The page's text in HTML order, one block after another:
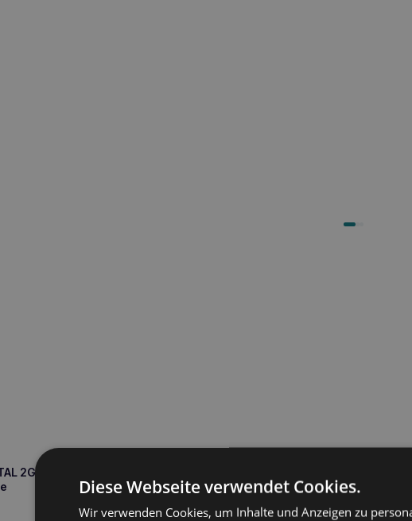
2G
Diese Webseite verwendet Cookies.
Wir verwenden Cookies, um Inhalte und Anzeigen zu